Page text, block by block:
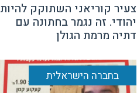
צעיר קוריאני השתוקק להיות
יהודי. זה נגמר בחתונה עם
דתיה מרמת הגולן
בחברה הישראלית